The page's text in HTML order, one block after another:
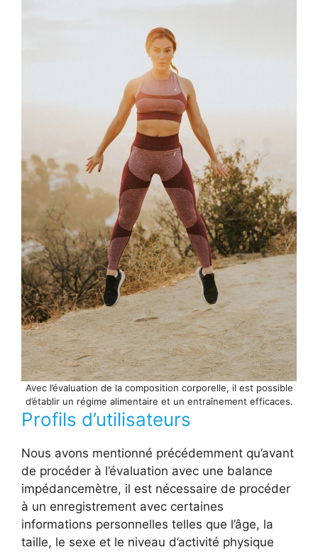
Avec l’évaluation de la composition corporelle, il est possible
d’établir un régime alimentaire et un entraînement efficaces.
Profils d’utilisateurs
Nous avons mentionné précédemment qu’avant
de procéder à l’évaluation avec une balance
impédancemètre, il est nécessaire de procéder
à un enregistrement avec certaines
informations personnelles telles que l’âge, la
taille, le sexe et le niveau d’activité physique